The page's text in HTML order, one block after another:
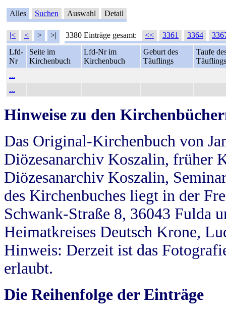
Alles Suchen Auswahl Detail
|< < > >| 3380 Einträge gesamt: << 3361 3364
Lfd-
Nr
Seite im
Kirchenbuch
Lfd-Nr im
Kirchenbuch
Geburt des
Täuflings
Taufe
Täuflings
...
...
Hinweise zu den
Das Original-Kirchenbuch von
Diözesanarchiv Koszalin, früher
Diözesanarchiv Koszalin,
des Kirchenbuches liegt in der
Schwank-Straße 8, 36043 Fulda
Heimatkreises Deutsch Krone,
Hinweis: Derzeit ist das
erlaubt.
Die Reihenfolge der Einträge